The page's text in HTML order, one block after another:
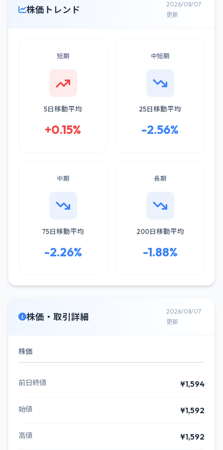
株価トレンド
2026/08/07
更新
短期
5日移動平均
+0.15%
中短期
25日移動平均
-2.56%
中期
75日移動平均
-2.26%
長期
200日移動平均
-1.88%
株価・取引詳細
2026/08/07
更新
株価
前日終値 ¥1,594
始値 ¥1,592
高値 ¥1,592